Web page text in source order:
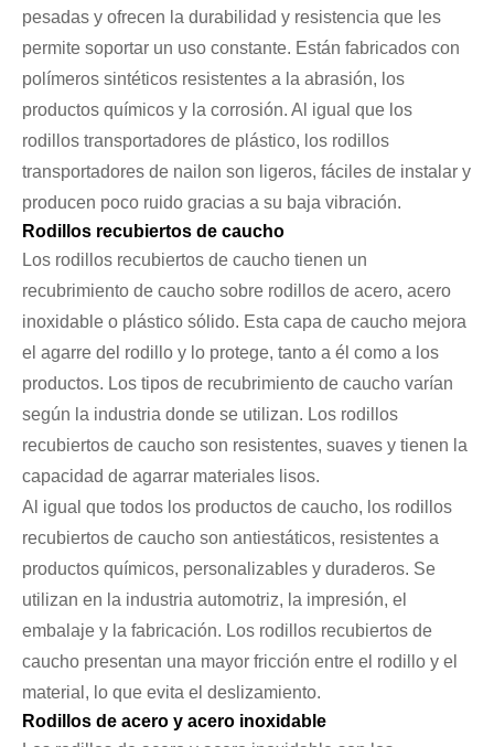
pesadas y ofrecen la durabilidad y resistencia que les
permite soportar un uso constante. Están fabricados con
polímeros sintéticos resistentes a la abrasión, los
productos químicos y la corrosión. Al igual que los
rodillos transportadores de plástico, los rodillos
transportadores de nailon son ligeros, fáciles de instalar y
producen poco ruido gracias a su baja vibración.
Rodillos recubiertos de caucho
Los rodillos recubiertos de caucho tienen un
recubrimiento de caucho sobre rodillos de acero, acero
inoxidable o plástico sólido. Esta capa de caucho mejora
el agarre del rodillo y lo protege, tanto a él como a los
productos. Los tipos de recubrimiento de caucho varían
según la industria donde se utilizan. Los rodillos
recubiertos de caucho son resistentes, suaves y tienen la
capacidad de agarrar materiales lisos.
Al igual que todos los productos de caucho, los rodillos
recubiertos de caucho son antiestáticos, resistentes a
productos químicos, personalizables y duraderos. Se
utilizan en la industria automotriz, la impresión, el
embalaje y la fabricación. Los rodillos recubiertos de
caucho presentan una mayor fricción entre el rodillo y el
material, lo que evita el deslizamiento.
Rodillos de acero y acero inoxidable